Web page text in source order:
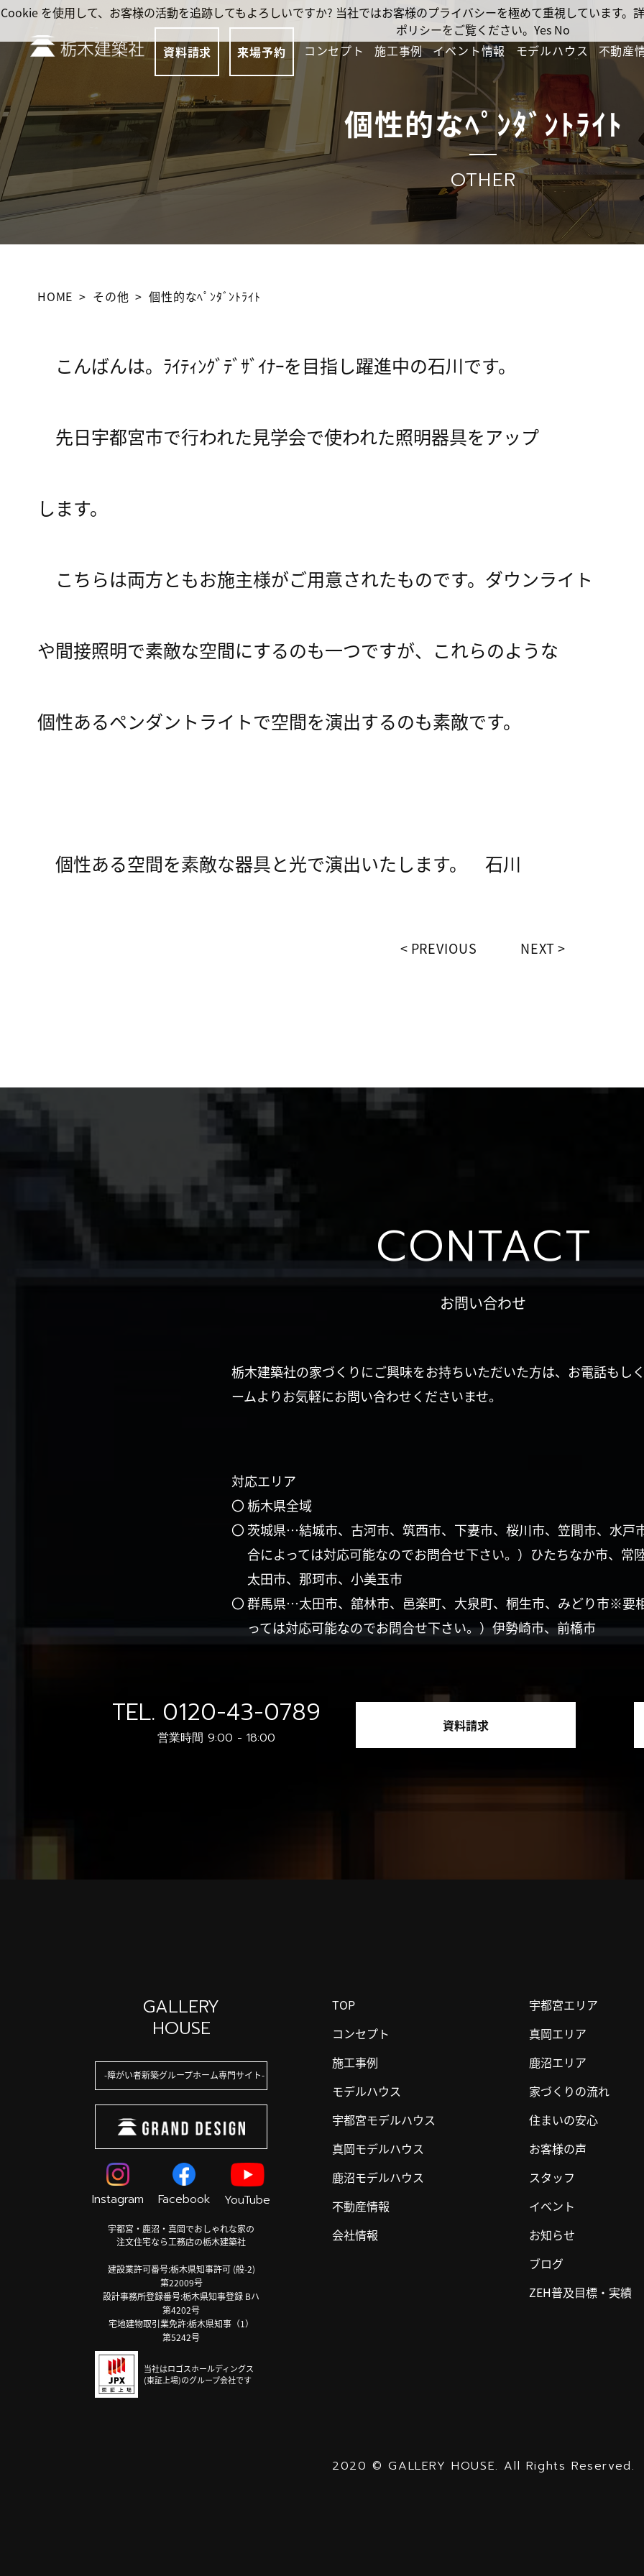
資料請求 来場予約 コンセプト 施工事例 イベント情報 モデルハウス 不動産
個性的なﾍﾟﾝﾀﾞﾝﾄﾗｲﾄ
OTHER
HOME その他 個性的なﾍﾟﾝﾀﾞﾝﾄﾗｲﾄ
こんばんは。ﾗｲﾃｨﾝｸﾞﾃﾞｻﾞｲﾅｰを目指し躍進中の石川です。
先日宇都宮市で行われた見学会で使われた照明器具をアップ
します。
こちらは両方ともお施主様がご用意されたものです。ダウンライト
や間接照明で素敵な空間にするのも一つですが、これらのような
個性あるペンダントライトで空間を演出するのも素敵です。
個性ある空間を素敵な器具と光で演出いたします。 石川
PREVIOUS NEXT
CONTACT
お問い合わせ
栃木建築社の家づくりにご興味をお持ちいただいた方は、お電話もし
ームよりお気軽にお問い合わせくださいませ。
対応エリア
〇 栃木県全域
〇 茨城県…結城市、古河市、筑西市、下妻市、桜川市、笠間市、水
合によっては対応可能なのでお問合せ下さい。）ひたちなか市、常
太田市、那珂市、小美玉市
〇 群馬県…太田市、舘林市、邑楽町、大泉町、桐生市、みどり市※要
っては対応可能なのでお問合せ下さい。）伊勢崎市、前橋市
TEL. 0120-43-0789
営業時間 9:00 - 18:00
資料請求
GALLERY
HOUSE
障がい者新築グループホーム専門サイト
Instagram Facebook YouTube
宇都宮・鹿沼・真岡でおしゃれな家の
注文住宅なら工務店の栃木建築社
建設業許可番号:栃木県知事許可 (般-2)
第22009号
設計事務所登録番号:栃木県知事登録 Bハ
第4202号
宅地建物取引業免許:栃木県知事（1）
第5242号
当社はロゴスホールディングス
(東証上場)のグループ会社です
TOP
コンセプト
施工事例
モデルハウス
宇都宮モデルハウス
真岡モデルハウス
鹿沼モデルハウス
不動産情報
会社情報
宇都宮エリア
真岡エリア
鹿沼エリア
家づくりの流れ
住まいの安心
お客様の声
スタッフ
イベント
お知らせ
ブログ
ZEH普及目標・実績
2020 ©GALLERY HOUSE. All Rights Reserved.
Cookie を使用して、お客様の活動を追跡してもよろしいですか? 当社ではお客様のプライバシーを極めて重視しています
ポリシーをご覧ください。 Yes No